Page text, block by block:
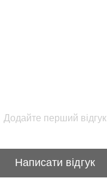
Додайте перший відгук
Написати відгук